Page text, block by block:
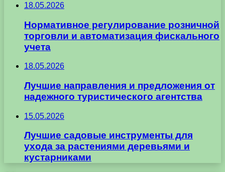
18.05.2026
Нормативное регулирование розничной
торговли и автоматизация фискального
учета
18.05.2026
Лучшие направления и предложения от
надежного туристического агентства
15.05.2026
Лучшие садовые инструменты для
ухода за растениями деревьями и
кустарниками